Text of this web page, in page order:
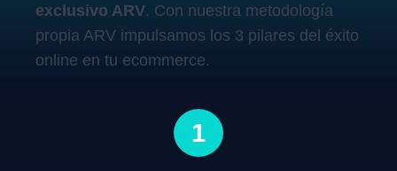
exclusivo ARV. Con nuestra metodología
propia ARV impulsamos los 3 pilares del éxito
online en tu ecommerce.
1